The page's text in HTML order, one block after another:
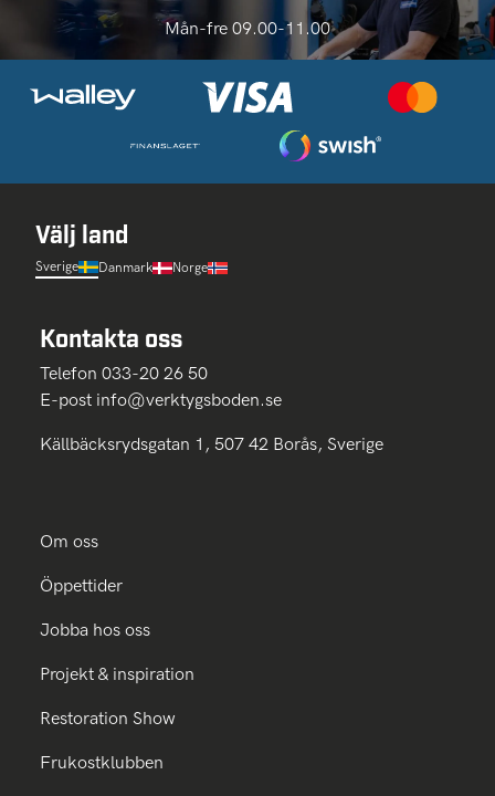
Mån-fre 09.00-11.00
Välj land
Sverige Danmark Norge
Kontakta oss
Telefon 033-20 26 50
E-post info@verktygsboden.se
Källbäcksrydsgatan 1, 507 42 Borås, Sverige
Om oss
Öppettider
Jobba hos oss
Projekt & inspiration
Restoration Show
Frukostklubben